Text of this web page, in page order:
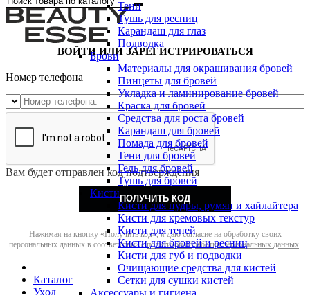
Тени
Тушь для ресниц
Карандаш для глаз
Подводка
Брови
Материалы для окрашивания бровей
Пинцеты для бровей
Укладка и ламинирование бровей
Краска для бровей
Средства для роста бровей
Карандаш для бровей
Помада для бровей
Тени для бровей
Гель для бровей
Тушь для бровей
Кисти
Кисти для пудры, румян и хайлайтера
Кисти для кремовых текстур
Кисти для теней
Кисти для бровей и ресниц
Кисти для губ и подводки
Очищающие средства для кистей
Сетки для сушки кистей
Аксессуары и гигиена
ВОЙТИ ИЛИ ЗАРЕГИСТРИРОВАТЬСЯ
Номер телефона
Вам будет отправлен код подтверждения
ПОЛУЧИТЬ КОД
Нажимая на кнопку «Получить код», я даю согласие на обработку своих
персональных данных в соответствии сполитикой обработки персональных данных.
Каталог
Уход